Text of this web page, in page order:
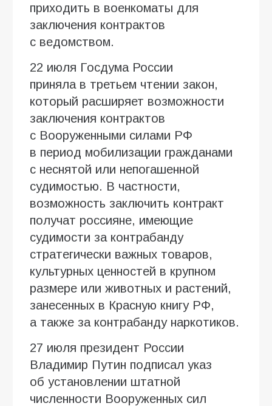
приходить в военкоматы для
заключения контрактов
с ведомством.
22 июля Госдума России
приняла в третьем чтении закон,
который расширяет возможности
заключения контрактов
с Вооруженными силами РФ
в период мобилизации гражданами
с неснятой или непогашенной
судимостью. В частности,
возможность заключить контракт
получат россияне, имеющие
судимости за контрабанду
стратегически важных товаров,
культурных ценностей в крупном
размере или животных и растений,
занесенных в Красную книгу РФ,
а также за контрабанду наркотиков.
27 июля президент России
Владимир Путин подписал указ
об установлении штатной
численности Вооруженных сил